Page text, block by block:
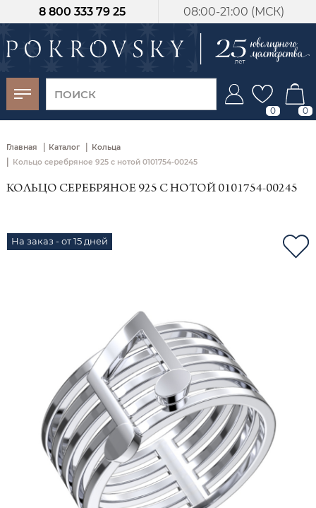
08:00-21:00 (МСК)
8 800 333 79 25
0 0
Главная | Каталог | Кольца
| Кольцо серебряное 925 с нотой 0101754-00245
КОЛЬЦО СЕРЕБРЯНОЕ 925 С НОТОЙ 0101754-00245
На заказ - от 15 дней
-30%
от 15 дней с
момента оплаты